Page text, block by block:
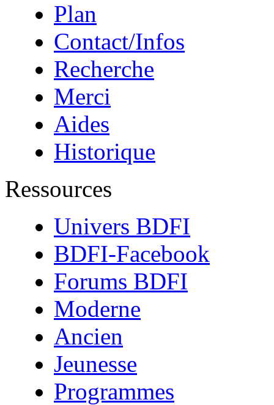
Plan
Contact/Infos
Recherche
Merci
Aides
Historique
Ressources
Univers BDFI
BDFI-Facebook
Forums BDFI
Moderne
Ancien
Jeunesse
Programmes